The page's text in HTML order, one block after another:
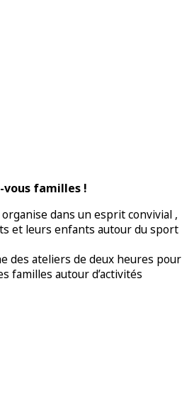
vous familles !
dans un esprit convivial ,
et leurs enfants autour du sport
des ateliers de deux heures pour
familles autour d’activités